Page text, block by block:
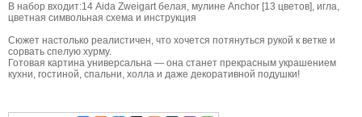
В набор входит:14 Aida Zweigart белая, мулине Anchor [13 цветов], игла,
цветная символьная схема и инструкция
Сюжет настолько реалистичен, что хочется потянуться рукой к ветке и
сорвать спелую хурму.
Готовая картина универсальна — она станет прекрасным украшением
кухни, гостиной, спальни, холла и даже декоративной подушки!